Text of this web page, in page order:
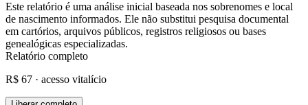
Este relatório é uma análise inicial baseada nos sobrenomes e local
de nascimento informados. Ele não substitui pesquisa documental
em cartórios, arquivos públicos, registros religiosos ou bases
genealógicas especializadas.
Relatório completo
R$ 67 · acesso vitalício